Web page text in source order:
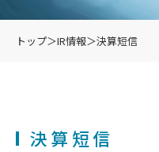
トップ＞IR情報＞決算短信
決算短信